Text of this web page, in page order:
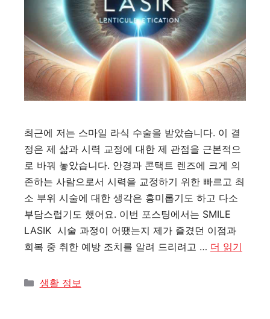
최근에 저는 스마일 라식 수술을 받았습니다. 이 결
정은 제 삶과 시력 교정에 대한 제 관점을 근본적으
로 바꿔 놓았습니다. 안경과 콘택트 렌즈에 크게 의
존하는 사람으로서 시력을 교정하기 위한 빠르고 최
소 부위 시술에 대한 생각은 흥미롭기도 하고 다소
부담스럽기도 했어요. 이번 포스팅에서는 SMILE
LASIK 시술 과정이 어땠는지 제가 즐겼던 이점과
회복 중 취한 예방 조치를 알려 드리려고 … 더 읽기
카
생활 정보